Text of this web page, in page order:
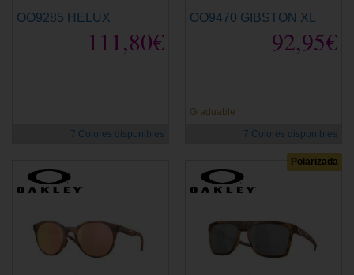
OO9285 HELUX
111,80€
7 Colores disponibles
OO9470 GIBSTON XL
92,95€
Graduable
7 Colores disponibles
Polarizada